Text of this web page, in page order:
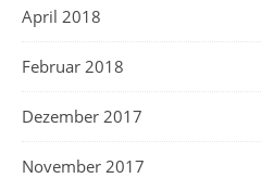
April 2018
Februar 2018
Dezember 2017
November 2017